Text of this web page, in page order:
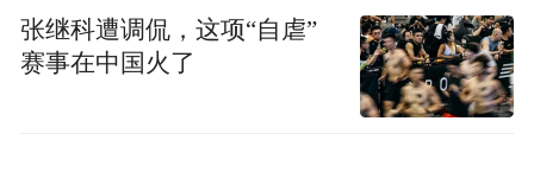
张继科遭调侃，这项“自虐”
赛事在中国火了